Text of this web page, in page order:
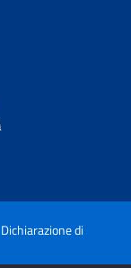
Dichiarazione di